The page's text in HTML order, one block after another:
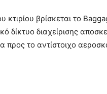
κτιρίου βρίσκεται το
δίκτυο διαχείρισης
προς το αντίστοιχο